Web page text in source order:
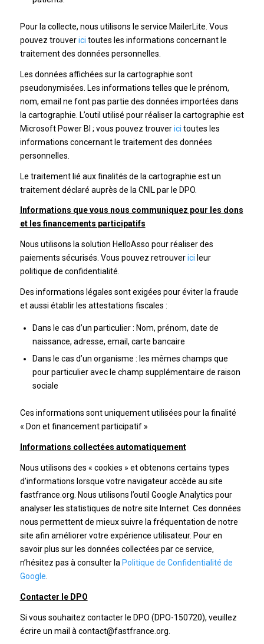
Pour la collecte, nous utilisons le service MailerLite. Vous
pouvez trouverici toutes les informations concernant le
traitement des données personnelles.
Les données affichées sur la cartographie sont
pseudonymisées. Les informations telles que le prénom,
nom, email ne font pas partie des données importées dans
la cartographie. L’outil utilisé pour réaliser la cartographie est
Microsoft Power BI ; vous pouvez trouverici toutes les
informations concernant le traitement des données
personnelles.
Le traitement lié aux finalités de la cartographie est un
traitement déclaré auprès de la CNIL par le DPO.
Informations que vous nous communiquez pour les dons
et les financements participatifs
Nous utilisons la solution HelloAsso pour réaliser des
paiements sécurisés. Vous pouvez retrouverici leur
politique de confidentialité.
Des informations légales sont exigées pour éviter la fraude
et aussi établir les attestations fiscales :
Dans le cas d’un particulier : Nom, prénom, date de
naissance, adresse, email, carte bancaire
Dans le cas d’un organisme : les mêmes champs que
pour particulier avec le champ supplémentaire de raison
sociale
Ces informations sont uniquement utilisées pour la finalité
« Don et financement participatif »
Informations collectées automatiquement
Nous utilisons des « cookies » et obtenons certains types
d’informations lorsque votre navigateur accède au site
fastfrance.org. Nous utilisons l’outil Google Analytics pour
analyser les statistiques de notre site Internet. Ces données
nous permettent de mieux suivre la fréquentation de notre
site afin améliorer votre expérience utilisateur. Pour en
savoir plus sur les données collectées par ce service,
n’hésitez pas à consulter la Politique de Confidentialité de
Google
Contacter le DPO
Si vous souhaitez contacter le DPO (DPO-150720), veuillez
écrire un mail à contact@fastfrance.org.